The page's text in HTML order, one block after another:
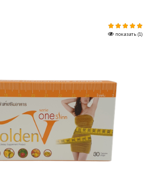
показать (1)
показать (1)
показать (1)